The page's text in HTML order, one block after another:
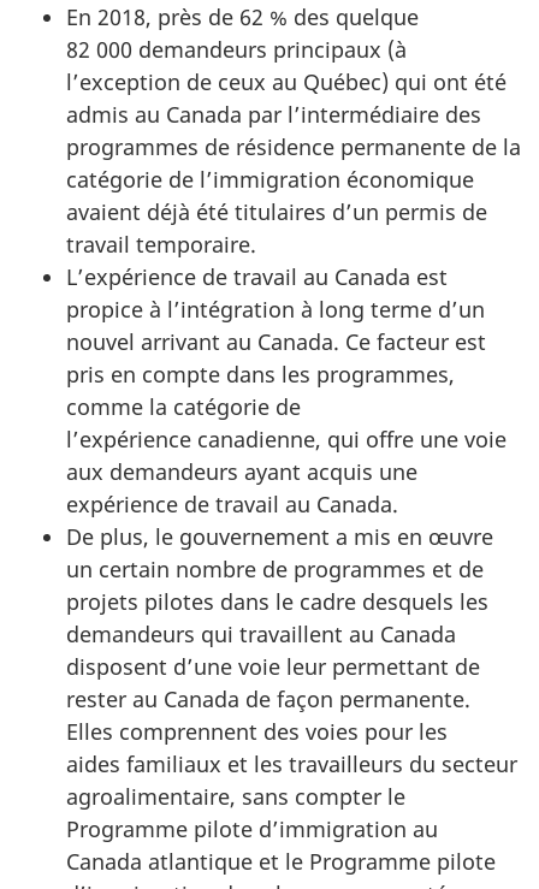
En 2018, près de 62 % des quelque
82 000 demandeurs principaux (à
l’exception de ceux au Québec) qui ont été
admis au Canada par l’intermédiaire des
programmes de résidence permanente de la
catégorie de l’immigration économique
avaient déjà été titulaires d’un permis de
travail temporaire.
L’expérience de travail au Canada est
propice à l’intégration à long terme d’un
nouvel arrivant au Canada. Ce facteur est
pris en compte dans les programmes,
comme la catégorie de
l’expérience canadienne, qui offre une voie
aux demandeurs ayant acquis une
expérience de travail au Canada.
De plus, le gouvernement a mis en œuvre
un certain nombre de programmes et de
projets pilotes dans le cadre desquels les
demandeurs qui travaillent au Canada
disposent d’une voie leur permettant de
rester au Canada de façon permanente.
Elles comprennent des voies pour les
aides familiaux et les travailleurs du secteur
agroalimentaire, sans compter le
Programme pilote d’immigration au
Canada atlantique et le Programme pilote